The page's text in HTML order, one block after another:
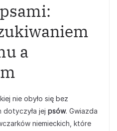
a
nie obyło się bez
dotyczyła jej psów. Gwiazda
niemieckich, które